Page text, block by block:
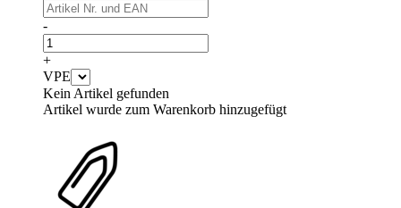
-
+
VPE
Kein Artikel gefunden
Artikel wurde zum Warenkorb hinzugefügt